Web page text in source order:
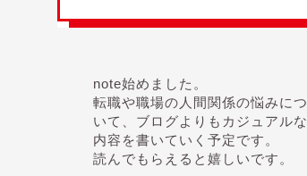
note始めました。
転職や職場の人間関係の悩みにつ
いて、ブログよりもカジュアルな
内容を書いていく予定です。
読んでもらえると嬉しいです。